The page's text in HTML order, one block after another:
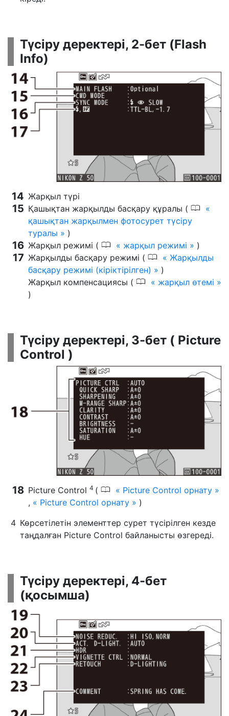
Түсіру деректері, 2-бет (Flash
Info)
Жарқыл түрі
Қашықтан жарқылды басқару құралы ( 0
қашықтан жарқылмен фотосурет түсіру
туралы
)
Жарқыл режимі ( 0 жарқыл режимі
)
Жарқылды басқару режимі ( 0
Жарқылды
басқару режимі (кіріктірілген)
)
Жарқыл компенсациясы ( 0
жарқыл өтемі
)
Түсіру деректері, 3-бет ( Picture
Control )
Picture Control 4 ( 0
Picture Control орнату
,
Picture Control орнату
)
Көрсетілетін элементтер сурет түсірілген кезде
таңдалған Picture Control байланысты өзгереді.
Түсіру деректері, 4-бет
(қосымша)